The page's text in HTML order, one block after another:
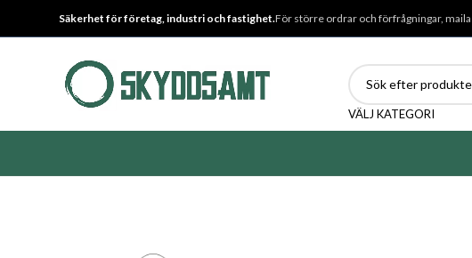
Säkerhet för företag, industri och fastighet.För större ordrar och förfrågningar, maila
VÄLJ KATEGORI